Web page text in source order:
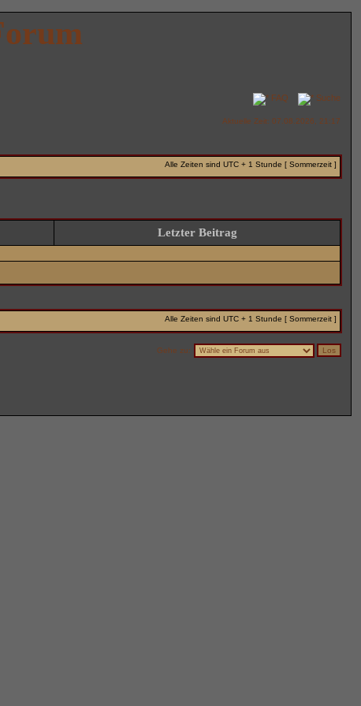
FAQ Suche
Aktuelle Zeit: 07.08.2026, 21:17
Alle Zeiten sind UTC + 1 Stunde [ Sommerzeit ]
Letzter Beitrag
Alle Zeiten sind UTC + 1 Stunde [ Sommerzeit ]
Gehe zu: